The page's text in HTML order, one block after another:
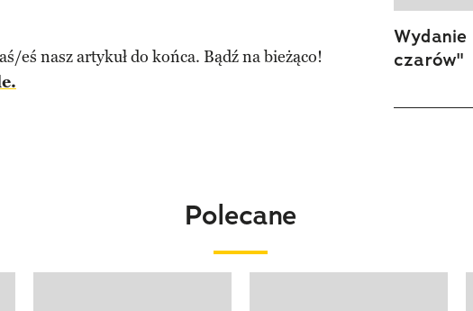
eś nasz artykuł do końca. Bądź na bieżąco!
czarów"
Polecane